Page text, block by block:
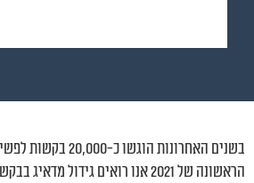
בשנים האחרונות
הראשונה של 2021 אנו רואים גידול